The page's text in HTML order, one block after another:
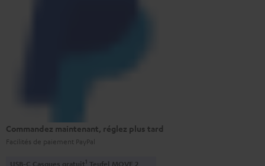
Commandez maintenant, réglez plus tard
Facilités de paiement PayPal
USB-C Casques gratuit1 Teufel MOVE 2